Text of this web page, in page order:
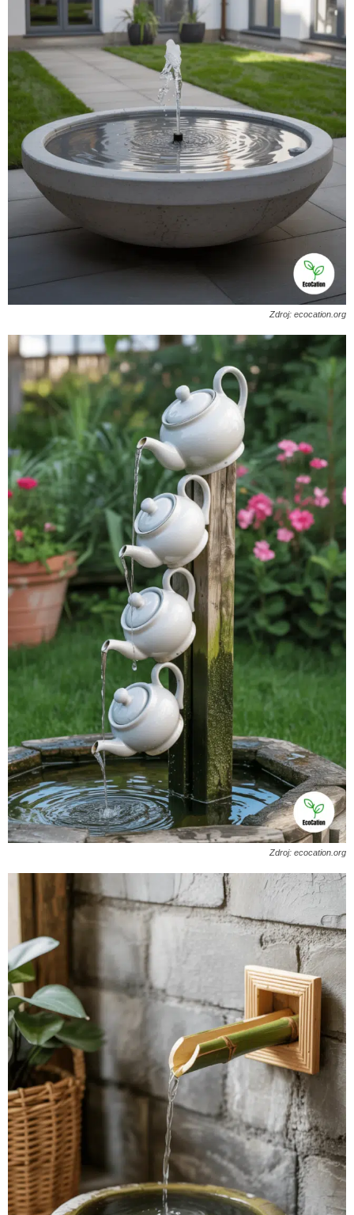
Zdroj: ecocation.org
Zdroj: ecocation.org